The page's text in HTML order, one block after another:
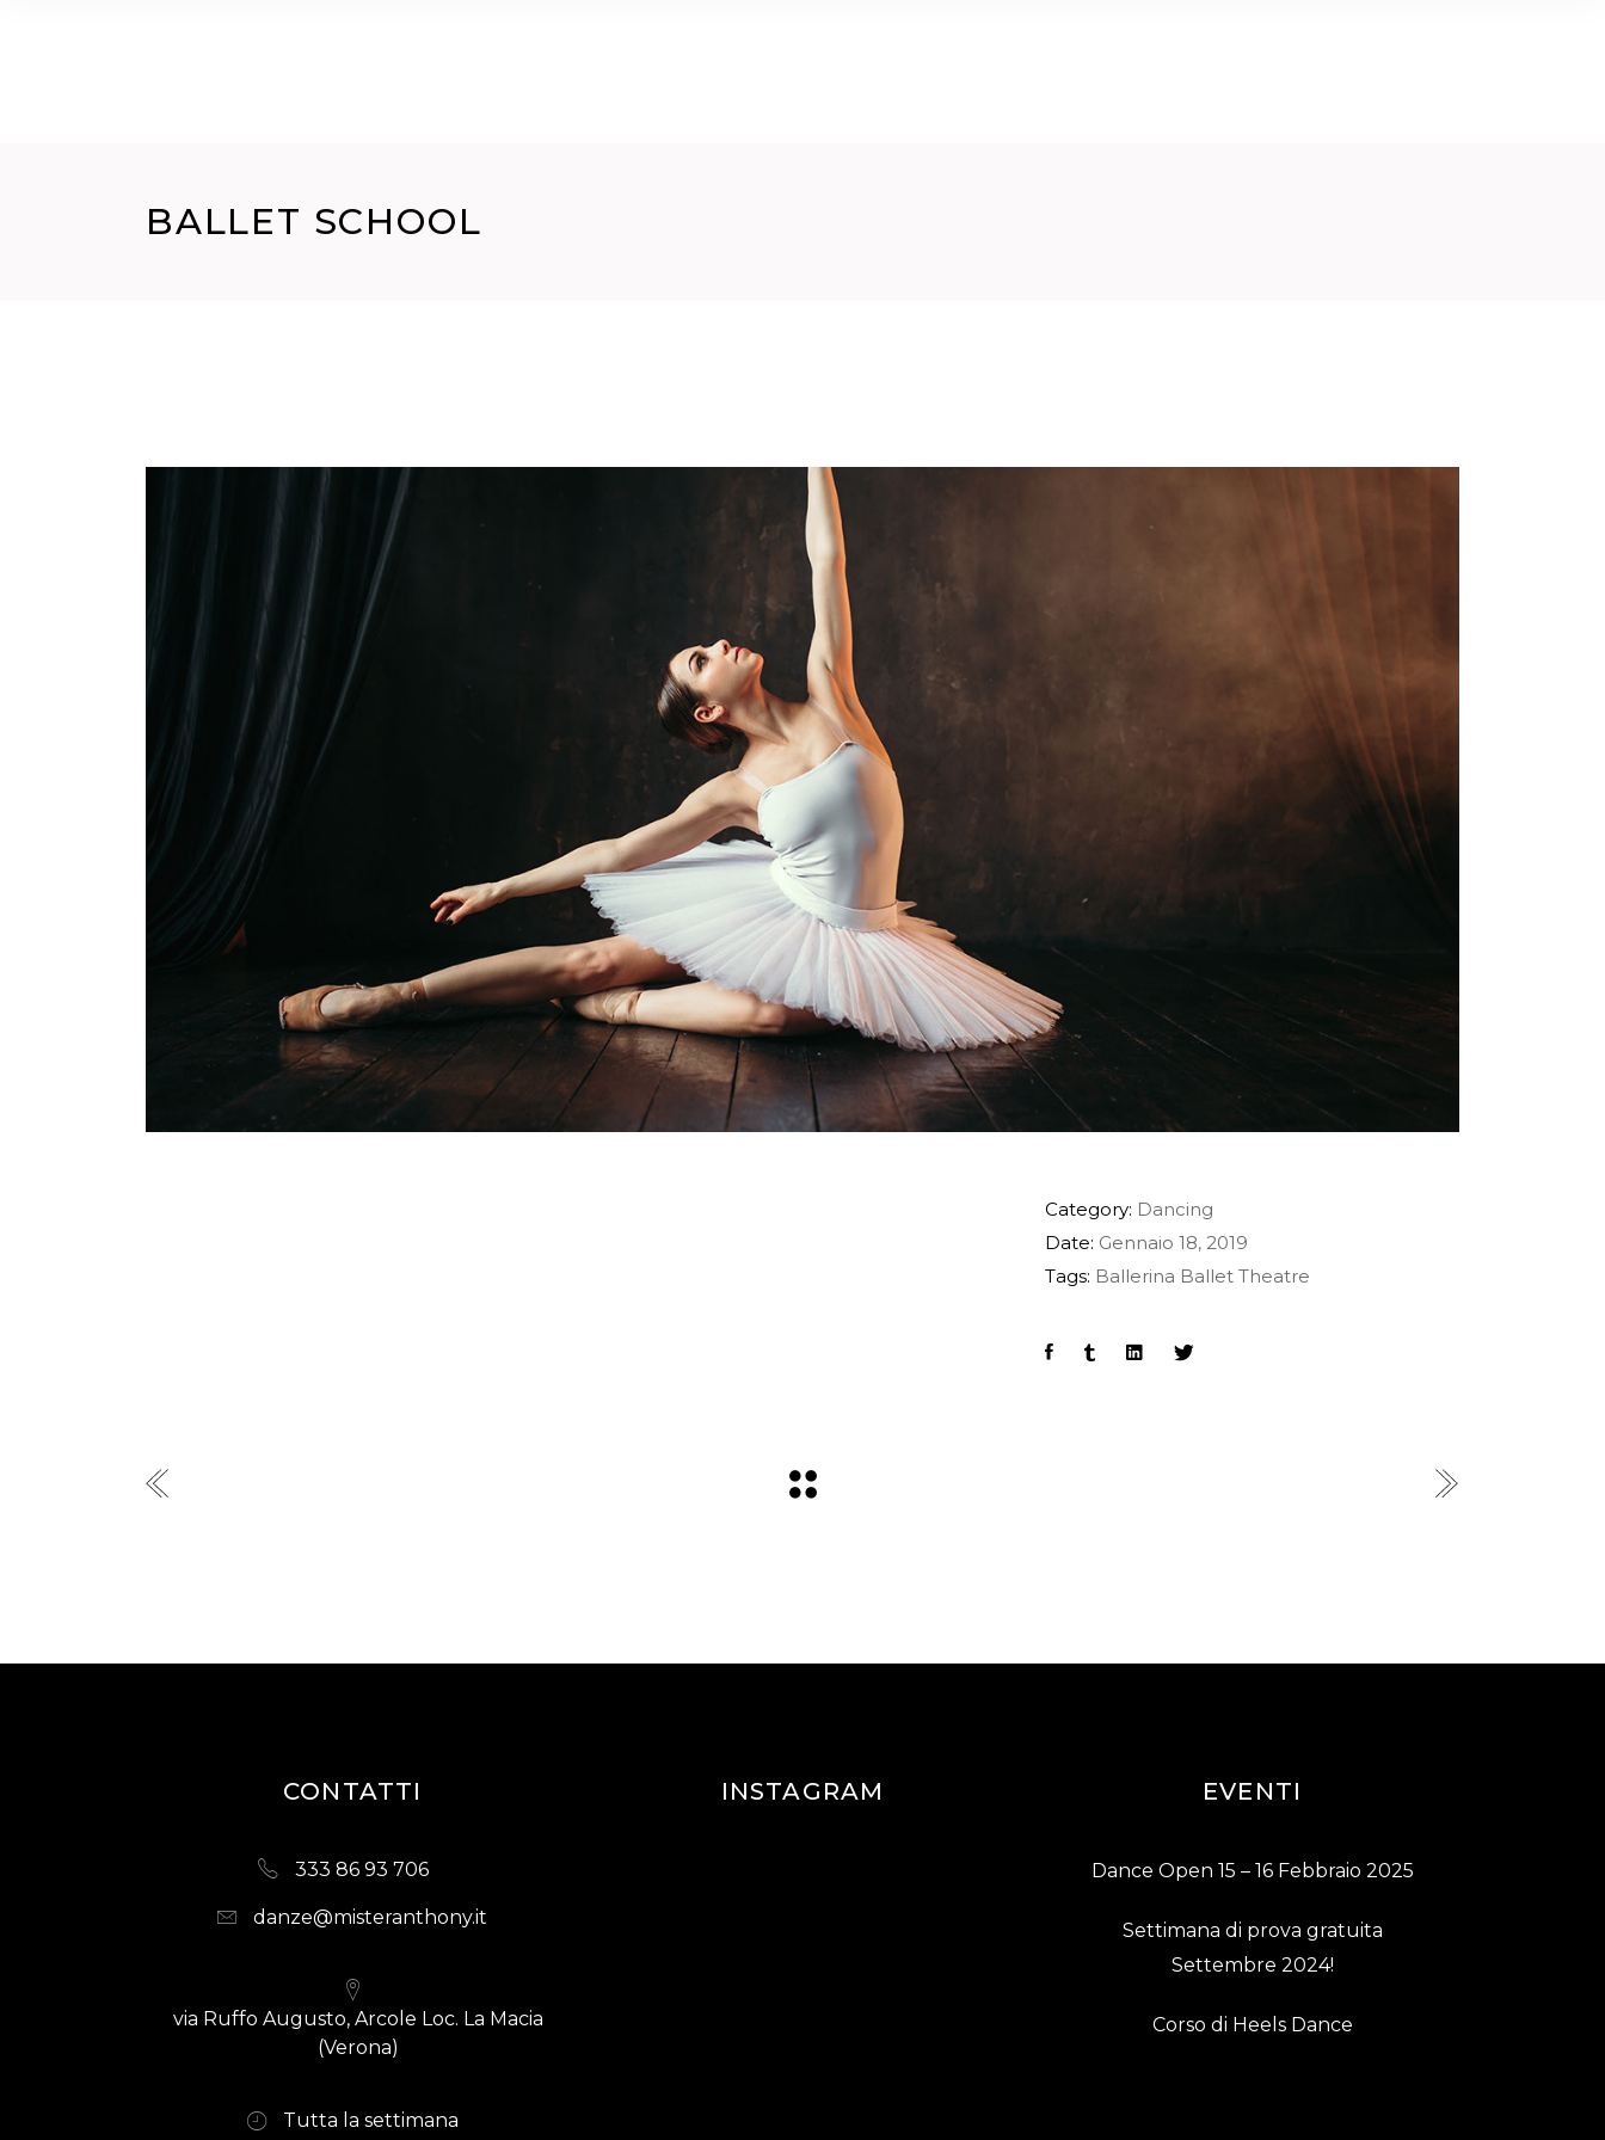
BALLET SCHOOL
Category: Dancing
Date: Gennaio 18, 2019
Tags: Ballerina Ballet Theatre
CONTATTI
333 86 93 706
danze@misteranthony.it
via Ruffo Augusto, Arcole Loc. La Macia
(Verona)
Tutta la settimana
INSTAGRAM EVENTI
Dance Open 15 – 16 Febbraio 2025
Settimana di prova gratuita
Settembre 2024!
Corso di Heels Dance